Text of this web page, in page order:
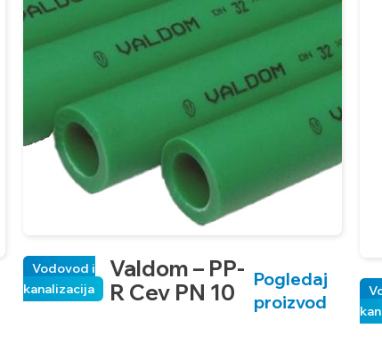
Valdom – PP-
R Cev PN 10
Vodovod i
kanalizacija
Pogledaj
proizvod